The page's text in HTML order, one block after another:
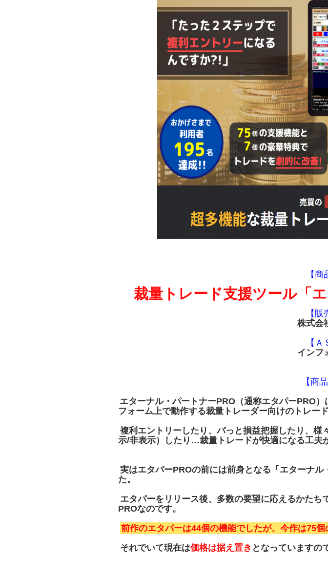
【商
裁量トレード支援ツール「
【販
株式会
【Ａ
インフ
【商
エターナル・パートナーPRO（通称エタパーPRO
フォーム上で動作する裁量トレーダー向けのトレー
複利エントリーしたり、パっと損益把握したり、
示/非表示）したり…裁量トレードが快適になる工夫
実はエタパーPROの前には前身となる「エターナ
た。
エタパーをリリース後、多数の要望に応えるかた
PROなのです。
前作のエタパーは44個の機能でしたが、今作は75個
それでいて現在は価格は据え置き となっていますの